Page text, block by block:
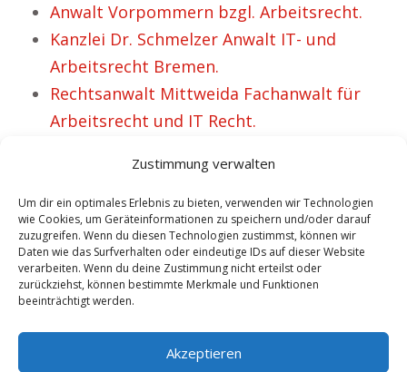
Zustimmung verwalten
Um dir ein optimales Erlebnis zu bieten, verwenden wir Technologien
wie Cookies, um Geräteinformationen zu speichern und/oder darauf
zuzugreifen. Wenn du diesen Technologien zustimmst, können wir
Daten wie das Surfverhalten oder eindeutige IDs auf dieser Website
verarbeiten. Wenn du deine Zustimmung nicht erteilst oder
zurückziehst, können bestimmte Merkmale und Funktionen
beeinträchtigt werden.
Akzeptieren
Anwalt Vorpommern bzgl. Arbeitsrecht.
Kanzlei Dr. Schmelzer Anwalt IT- und
Arbeitsrecht Bremen.
Rechtsanwalt Mittweida Fachanwalt für
Arbeitsrecht und IT Recht.
51 motivierte Klienten.
Rechtsanwalt Neu Isenburg Spezialist für
Arbeitsrecht.
Kanzlei Dr. Schmelzer Anwalt IT- und
Arbeitsrecht Enns.
Rechtsanwalt Eschwege Spezialist für
Arbeitsrecht.